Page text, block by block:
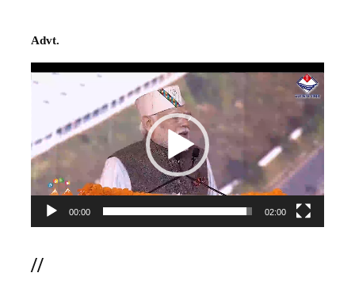
Advt.
Video
00:00 02:00
//